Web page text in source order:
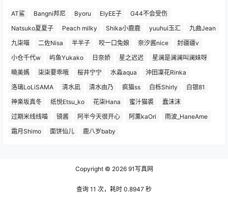
AT鲨 Bangni邦尼 Byoru ElyEE子
G44不会受伤
Natsuko夏夏子
Peach milky Shika小鹿鹿 yuuhui玉汇
九曲Jean
九柒喵
二佐Nisa 半半子 咬一口兔娘 奈汐酱nice
封疆疆v
小仓千代w
屿鱼Yukako 日奈娇 星之迟迟
星澜是澜澜叫澜妹呀
曉美媽
柒柒要乖哦 桜井宁宁 水淼aqua
沖田凜花Rinka
洛璃LoLiSAMA
清水凪 清水由乃 疯猫ss 白栎Shirly
白银81
神楽坂真冬
纸悦Etsu_ko 花柒Hana 蜜汁猫裘
蠢沫沫
过期米线线喵
镜酱 阿半今天很开心 阿薰kaOri
雨波_HaneAme
霜月Shimo
面饼仙儿 鹿八岁baby
Copyright © 202691写真网
查询 11 次，耗时 0.8947 秒